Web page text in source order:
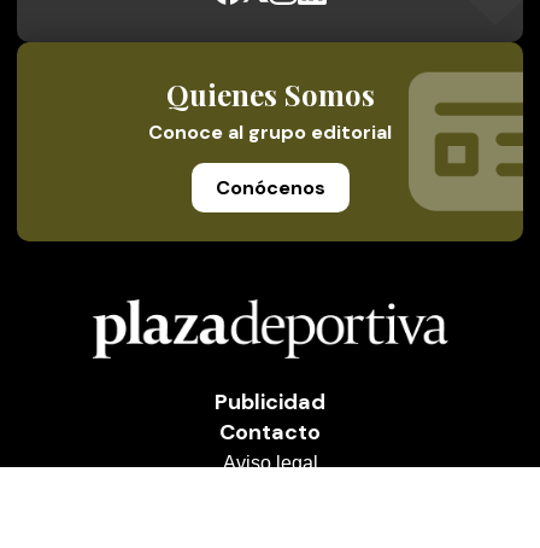
Quienes Somos
Conoce al grupo editorial
Conócenos
Publicidad
Contacto
Aviso legal